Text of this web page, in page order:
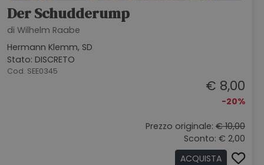
Der Schudderump
di Wilhelm Raabe
Hermann Klemm, SD
Stato: DISCRETO
Cod. SEE0345
€ 8,00
-20%
Prezzo originale: € 10,00
Sconto: € 2,00
ACQUISTA